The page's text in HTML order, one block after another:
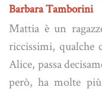
Barbara Tamborini
Mattia è un
riccissimi,
Alice, passa
però, ha molte